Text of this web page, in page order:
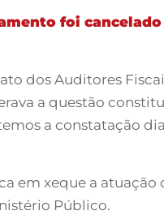
foi cancelado
dos Auditores
a questão
a constatação
em xeque a
Público.